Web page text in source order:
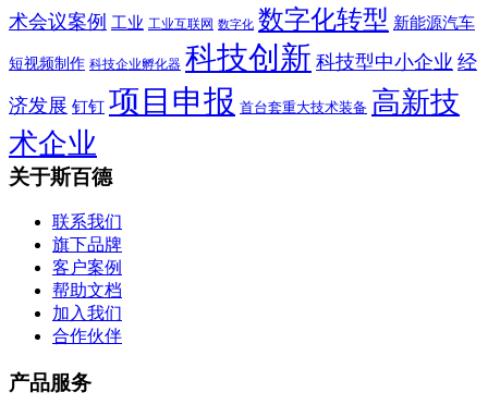
术会议案例 工业 工业互联网 数字化 数字化转型 新能源汽车
短视频制作 科技企业孵化器 科技创新 科技型中小企业 经
济发展 钉钉 项目申报 首台套重大技术装备 高新技
术企业
关于斯百德
联系我们
旗下品牌
客户案例
帮助文档
加入我们
合作伙伴
产品服务